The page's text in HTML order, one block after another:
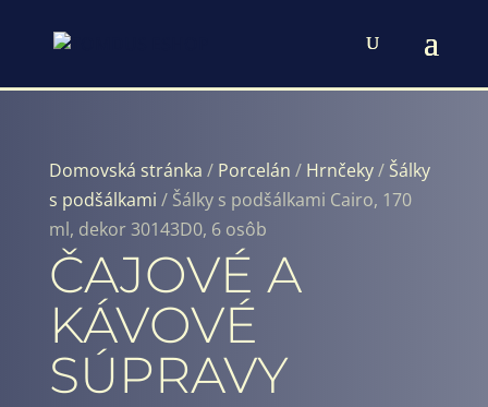
Domovská stránka / Porcelán / Hrnčeky/ Šálky
s podšálkami / Šálky s podšálkami Cairo, 170
ml, dekor 30143D0, 6 osôb
ČAJOVÉ A
KÁVOVÉ
SÚPRAVY